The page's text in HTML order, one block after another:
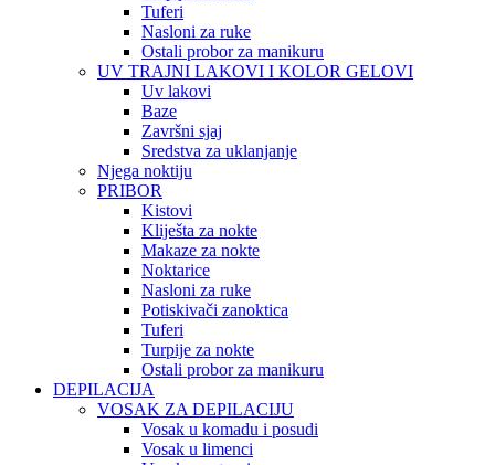
Tuferi
Nasloni za ruke
Ostali probor za manikuru
UV TRAJNI LAKOVI I KOLOR GELOVI
Uv lakovi
Baze
Završni sjaj
Sredstva za uklanjanje
Njega noktiju
PRIBOR
Kistovi
Kliješta za nokte
Makaze za nokte
Noktarice
Nasloni za ruke
Potiskivači zanoktica
Tuferi
Turpije za nokte
Ostali probor za manikuru
DEPILACIJA
VOSAK ZA DEPILACIJU
Vosak u komadu i posudi
Vosak u limenci